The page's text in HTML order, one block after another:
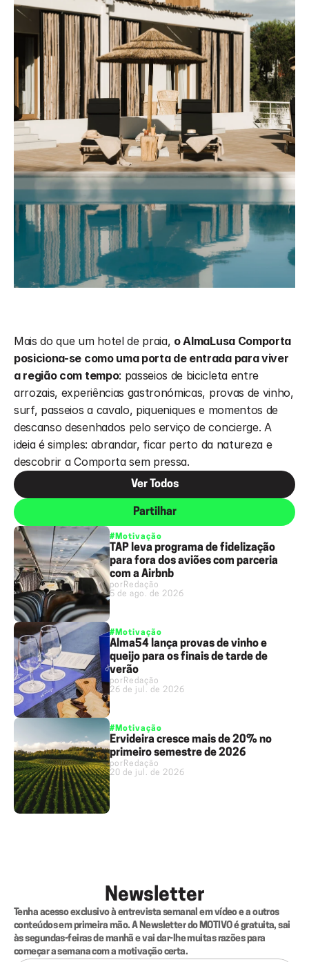
Mais do que um hotel de praia, o AlmaLusa Comporta
posiciona-se como uma porta de entrada para viver
a região com tempo: passeios de bicicleta entre
arrozais, experiências gastronómicas, provas de vinho,
surf, passeios a cavalo, piqueniques e momentos de
descanso desenhados pelo serviço de concierge. A
ideia é simples: abrandar, ficar perto da natureza e
descobrir a Comporta sem pressa.
Ver Todos
Partilhar
#Motivação
TAP leva programa de fidelização
para fora dos aviões com parceria
com a Airbnb
por Redação
5 de ago. de 2026
#Motivação
Alma54 lança provas de vinho e
queijo para os finais de tarde de
verão
por Redação
26 de jul. de 2026
#Motivação
Ervideira cresce mais de 20% no
primeiro semestre de 2026
por Redação
20 de jul. de 2026
Newsletter
Tenha acesso exclusivo à entrevista semanal em vídeo e a outros
conteúdos em primeira mão. A Newsletter do MOTIVO é gratuita, sai
às segundas-feiras de manhã e vai dar-lhe muitas razões para
começar a semana com a motivação certa.